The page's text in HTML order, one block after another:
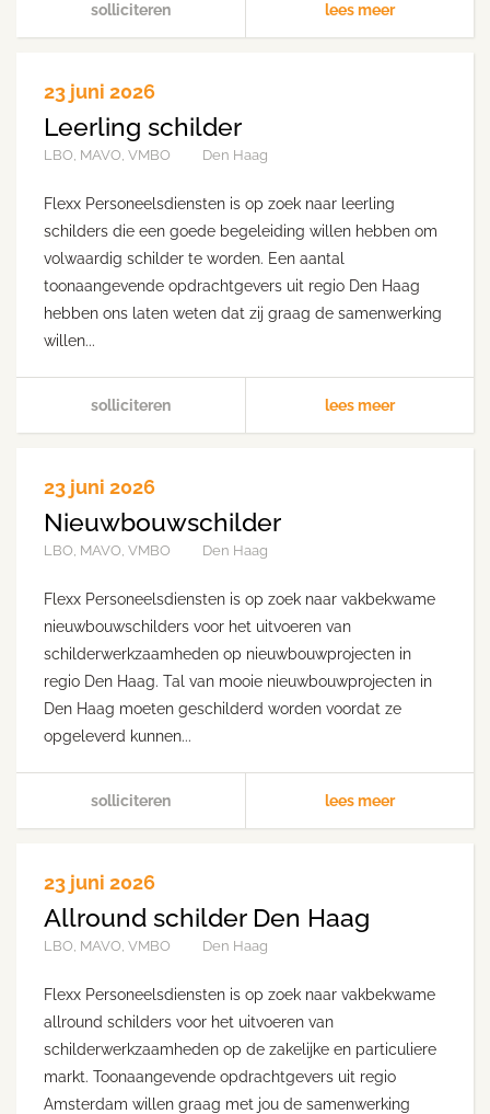
solliciteren lees meer
23 juni 2026
Leerling schilder
LBO, MAVO, VMBO Den Haag
Flexx Personeelsdiensten is op zoek naar leerling
schilders die een goede begeleiding willen hebben om
volwaardig schilder te worden. Een aantal
toonaangevende opdrachtgevers uit regio Den Haag
hebben ons laten weten dat zij graag de samenwerking
willen...
solliciteren lees meer
23 juni 2026
Nieuwbouwschilder
LBO, MAVO, VMBO Den Haag
Flexx Personeelsdiensten is op zoek naar vakbekwame
nieuwbouwschilders voor het uitvoeren van
schilderwerkzaamheden op nieuwbouwprojecten in
regio Den Haag. Tal van mooie nieuwbouwprojecten in
Den Haag moeten geschilderd worden voordat ze
opgeleverd kunnen...
solliciteren lees meer
23 juni 2026
Allround schilder Den Haag
LBO, MAVO, VMBO Den Haag
Flexx Personeelsdiensten is op zoek naar vakbekwame
allround schilders voor het uitvoeren van
schilderwerkzaamheden op de zakelijke en particuliere
markt. Toonaangevende opdrachtgevers uit regio
Amsterdam willen graag met jou de samenwerking